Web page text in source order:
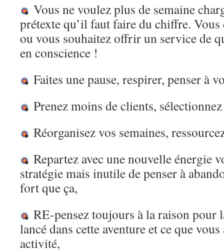
Vous ne voulez plus de semaine
prétexte qu’il faut faire du chiffre.
ou vous souhaitez offrir un service de
en conscience !
Faites une pause, respirer, penser à
Prenez moins de clients,
Réorganisez vos semaines,
Repartez avec une nouvelle énergie
stratégie mais inutile de penser à
fort que ça,
RE-pensez toujours à la raison pour
lancé dans cette aventure et ce que
activité,